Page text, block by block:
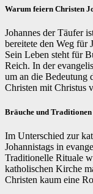
Warum feiern Christen
Johannes der Täufer
bereitete den Weg für
Sein Leben steht für
Reich. In der
um an die Bedeutung
Christen mit Christus
Bräuche und
Im Unterschied zur
Johannistags in
Traditionelle Rituale
katholischen Kirche
Christen kaum eine